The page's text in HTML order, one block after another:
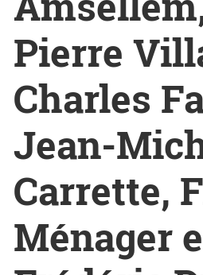
Pierre
Charles
Jean-
Carrette,
Ménager